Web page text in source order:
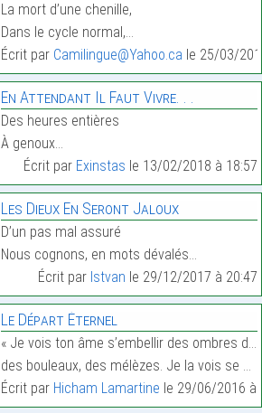
La mort d’une chenille,
Dans le cycle normal,…
Écrit par Camilingue@Yahoo.ca le 25/03/
En Attendant Il Faut Vivre. . .
Des heures entières
À genoux…
Écrit par Exinstas le 13/02/2018 à 18:57
Les Dieux En Seront Jaloux
D’un pas mal assuré
Nous cognons, en mots dévalés…
Écrit par Istvan le 29/12/2017 à 20:47
Le Départ Éternel
« Je vois ton âme s’embellir des ombres des ormes,
des bouleaux, des mélèzes. Je la vois se parfumer…
Écrit par Hicham Lamartine le 29/06/2016 à